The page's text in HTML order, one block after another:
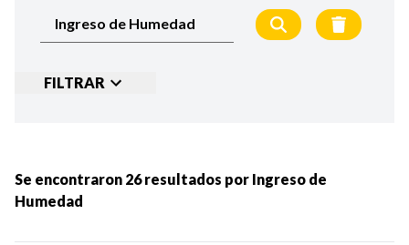
FILTRAR
MÁS RECIENTES
Se encontraron 26 resultados por Ingreso de
Humedad